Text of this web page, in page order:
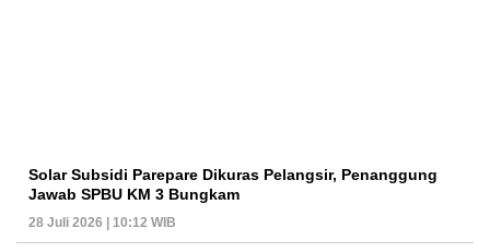
Solar Subsidi Parepare Dikuras Pelangsir, Penanggung
Jawab SPBU KM 3 Bungkam
28 Juli 2026 | 10:12 WIB